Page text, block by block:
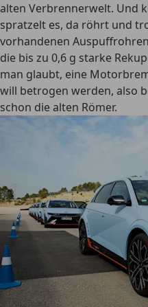
alten Verbrennerwelt. Und
spratzelt es, da röhrt und
vorhandenen
die bis zu 0,6 g starke
man glaubt, eine
will betrogen werden, also
schon die alten Römer.